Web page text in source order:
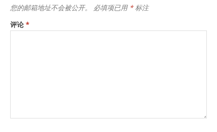
您的邮箱地址不会被公开。 必填项已用 *标注
评论*